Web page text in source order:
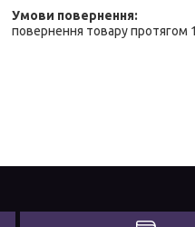
повернення товару протягом